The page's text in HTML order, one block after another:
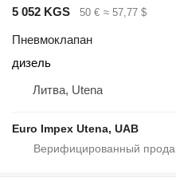
5 052 KGS 50 € ≈ 57,77 $
Пневмоклапан
дизель
Литва, Utena
Euro Impex Utena, UAB